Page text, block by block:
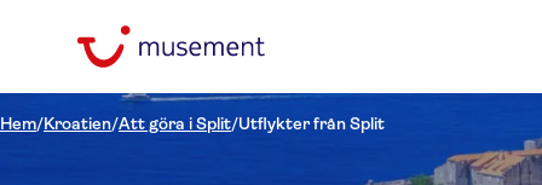
Hem/Kroatien/Att göra i Split/Utflykter från Split